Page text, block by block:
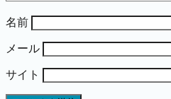
名前
メール
サイト